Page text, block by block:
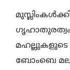
ഗൃഹാതുരത്വം
മഹല്ലുകളുടെ
ബോംബെ